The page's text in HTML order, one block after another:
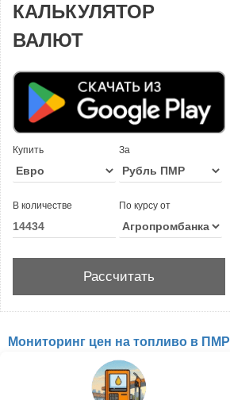
КАЛЬКУЛЯТОР
ВАЛЮТ
Купить За
В количестве По курсу от
Мониторинг цен на топливо в ПМР